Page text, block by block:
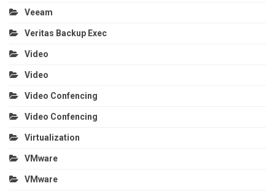
Veeam
Veritas Backup Exec
Video
Video
Video Confencing
Video Confencing
Virtualization
VMware
VMware